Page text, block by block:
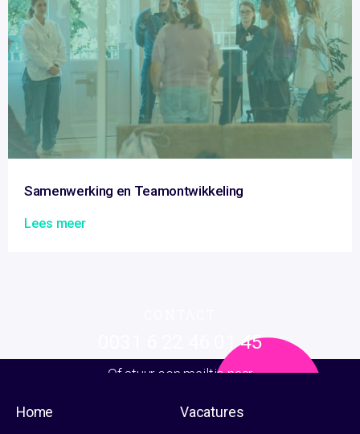
Samenwerking en Teamontwikkeling
Lees meer
0031 6 22 46 01 45
Of stuur een mailtje naar
Home
Vacatures